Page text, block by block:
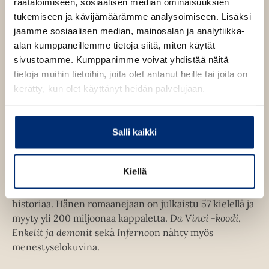
tukemiseen ja kävijämäärämme analysoimiseen. Lisäksi
jaamme sosiaalisen median, mainosalan ja analytiikka-
alan kumppaneillemme tietoja siitä, miten käytät
sivustoamme. Kumppanimme voivat yhdistää näitä
tietoja muihin tietoihin, joita olet antanut heille tai joita on
kerätty, kun olet käyttänyt heidän palvelujaan.
Salli kaikki
Kiellä
e
e
n
h
t
e
e
n
e
h
t
e
e
n
Dan Brown
trilleristejä. Hänen läpimurtoteoksensa oli vuonna
Da Vinci -koodi, jonka sankari,
symbologian professori Robert Langdon on jatkanut
seikkailujaan viidessä muussakin kirjassa. Brown
punoo teoksissaan ainutlaatuisella tavalla yhteen
jännitystä, symboleita, taideaarteita, uskontoa ja
historiaa. Hänen romaanejaan on julkaistu 57 kielellä ja
myyty yli 200 miljoonaa kappaletta. Da Vinci -koodi,
Enkelit ja demonit sekä Infernoon nähty myös
menestyselokuvina.